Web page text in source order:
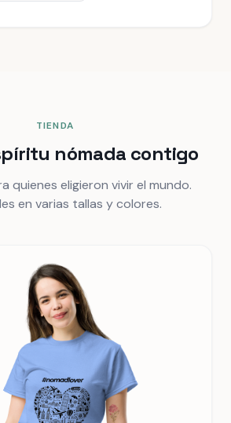
TIENDA
nómada contigo
quienes eligieron vivir el mundo.
en varias tallas y colores.